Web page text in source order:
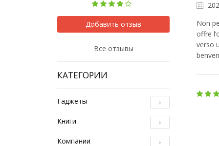
Добавить отзыв
Все отзывы
КАТЕГОРИИ
Гаджеты
Книги
Компании
Non
offre
verso